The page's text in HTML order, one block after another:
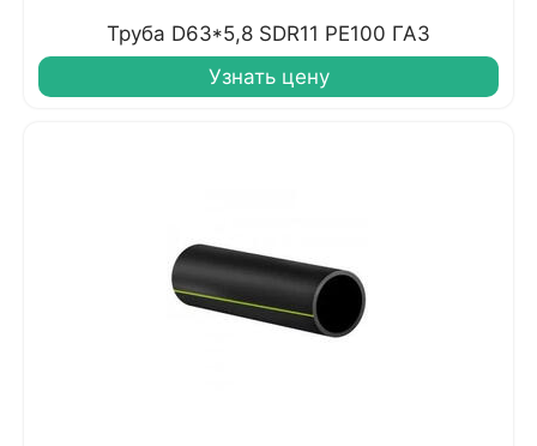
Труба D63*5,8 SDR11 PE100 ГАЗ
Узнать цену